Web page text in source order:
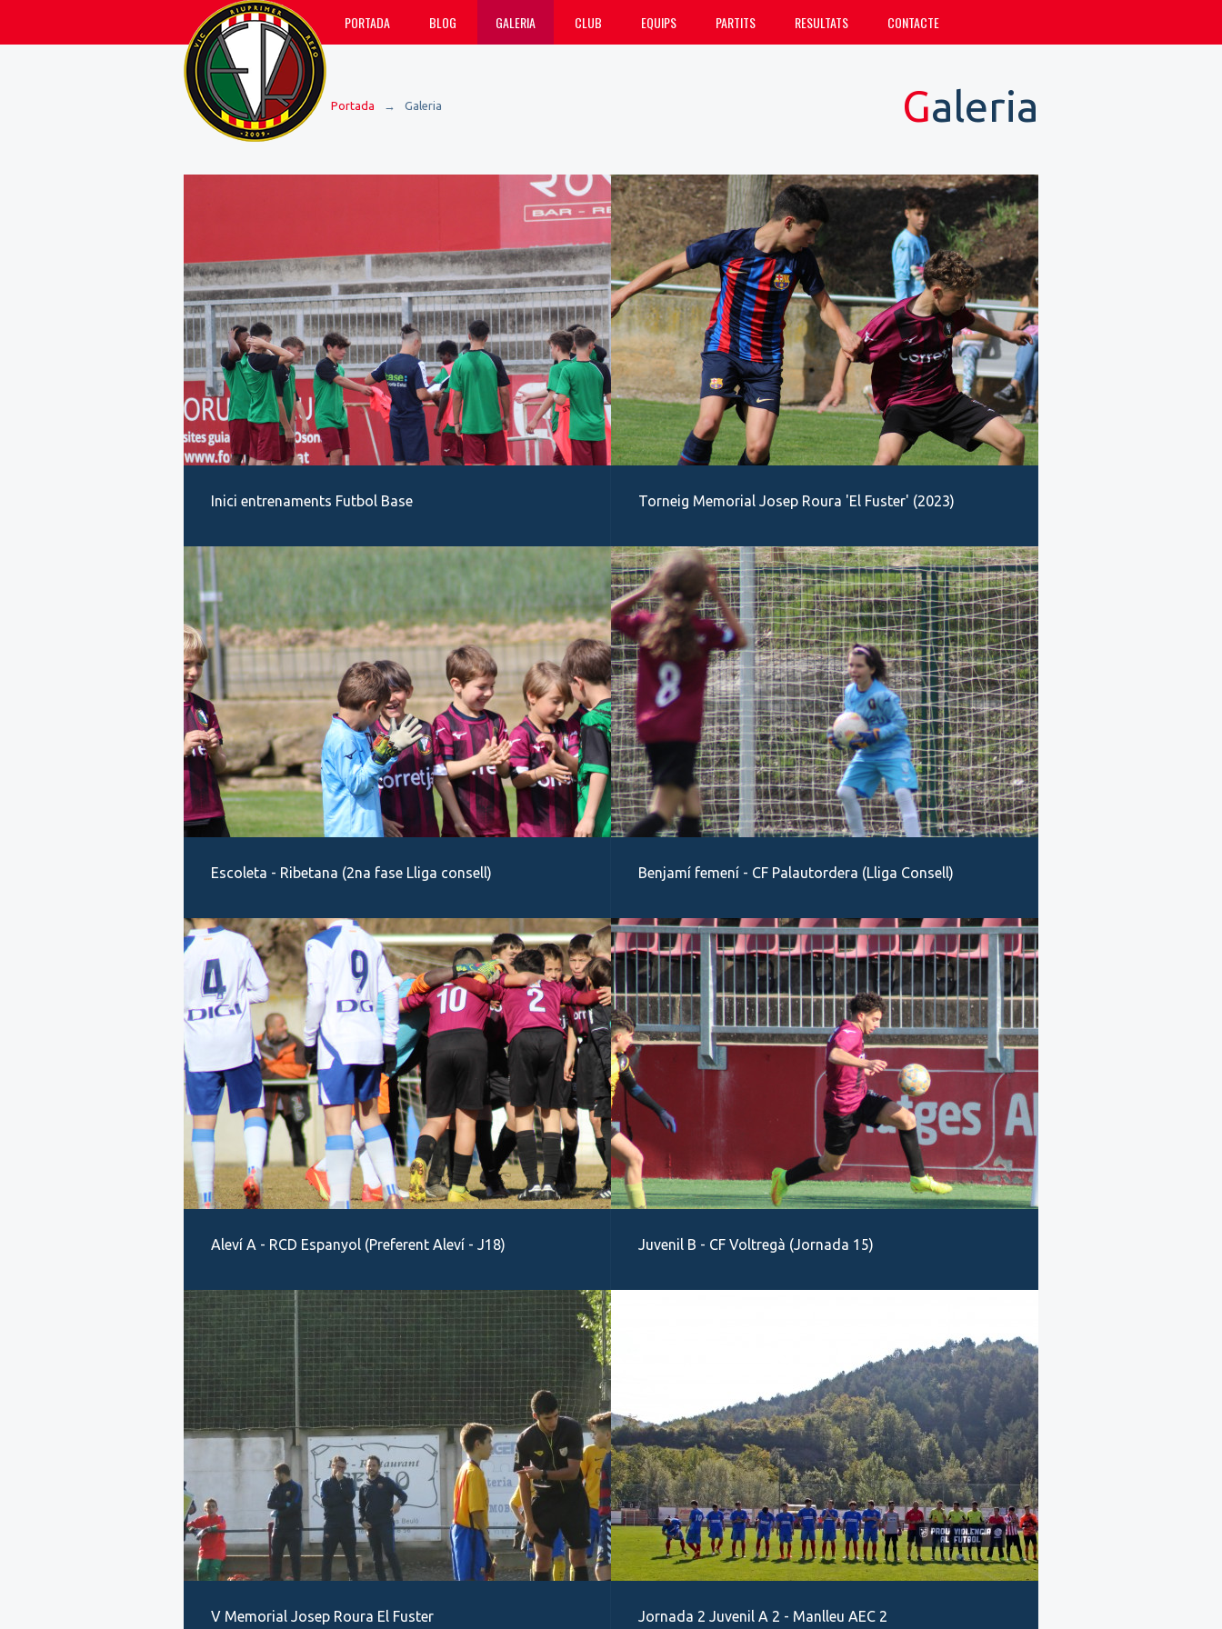
PORTADA BLOG GALERIA CLUB EQUIPS PARTITS RESULTATS CONTACTE
Portada → Galeria Galeria
Inici entrenaments Futbol Base Torneig Memorial Josep Roura 'El Fuster' (2023)
Escoleta - Ribetana (2na fase Lliga consell) Benjamí femení - CF Palautordera (Lliga Consell)
Aleví A - RCD Espanyol (Preferent Aleví - J18) Juvenil B - CF Voltregà (Jornada 15)
V Memorial Josep Roura El Fuster Jornada 2 Juvenil A 2 - Manlleu AEC 2